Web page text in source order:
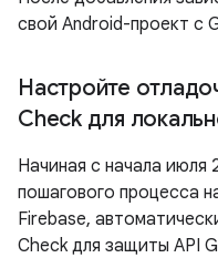
свой Android-проект с
Настройте
Check для
Начиная с начала июля
пошагового процесса
Firebase,
Check для защиты API